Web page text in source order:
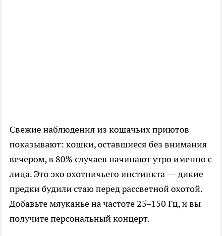
Свежие наблюдения из кошачьих приютов
показывают: кошки, оставшиеся без внимания
вечером, в 80% случаев начинают утро именно с
лица. Это эхо охотничьего инстинкта — дикие
предки будили стаю перед рассветной охотой.
Добавьте мяуканье на частоте 25–150 Гц, и вы
получите персональный концерт.